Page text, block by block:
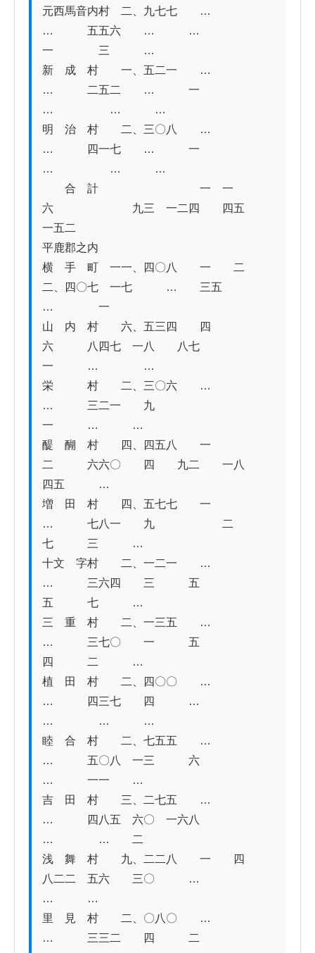
元西馬音内村　二、九七七　　…
…　　　五五六　　…　　　…
一　　　　三　　　…
新　成　村　　一、五二一　　…
…　　　二五二　　…　　　一
…　　　　　…　　　…
明　治　村　　二、三〇八　　…
…　　　四一七　　…　　　一
…　　　　　…　　　…
合　計　　　　　　　　　一　一
六　　　　　　　九三　一二四　　四五
一五二
平鹿郡之内
横　手　町　一一、四〇八　　一　　二
二、四〇七　一七　　　…　　三五
…　　　　一
山　内　村　　六、五三四　　四
六　　　八四七　一八　　八七
一　　　…　　　　…
栄　　　村　　二、三〇六　　…
…　　　三二一　　九
一　　　…　　　…
醍　醐　村　　四、四五八　　一
二　　　六六〇　　四　　九二　　一八
四五　　　…
増　田　村　　四、五七七　　一
…　　　七八一　　九　　　　　　二
七　　　三　　　…
十文　字村　　二、一二一　　…
…　　　三六四　　三　　　五
五　　　七　　　…
三　重　村　　二、一三五　　…
…　　　三七〇　　一　　　五
四　　　二　　　…
植　田　村　　二、四〇〇　　…
…　　　四三七　　四　　　…
…　　　　…　　　…
睦　合　村　　二、七五五　　…
…　　　五〇八　一三　　　六
…　　　一一　　…
吉　田　村　　三、二七五　　…
…　　　四八五　六〇　一六八
…　　　　…　　二
浅　舞　村　　九、二二八　　一　　四
八二二　五六　　三〇　　　…
…　　　…
里　見　村　　二、〇八〇　　…
…　　　三三二　　四　　　二